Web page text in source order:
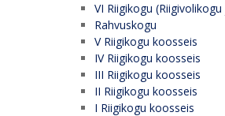
VI Riigikogu
Rahvuskogu
V Riigikogu koosseis
IV Riigikogu koosseis
III Riigikogu koosseis
II Riigikogu koosseis
I Riigikogu koosseis